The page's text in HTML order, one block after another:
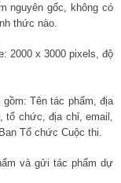
nguyên gốc, không có
thức nào.
2000 x 3000 pixels, độ
Tên tác phẩm, địa
tổ chức, địa chỉ, email,
Tổ chức Cuộc thi.
và gửi tác phẩm dự